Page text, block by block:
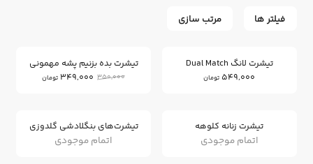
فیلتر ها مرتب سازی
تیشرت لانگ Dual Match
549,000 تومان
تیشرت بده بزنیم پشه مهمونی
350,000
349,000 تومان
تیشرت زنانه کلوهه
اتمام موجودی
تیشرت‌های بنگلادشی گلدوزی
اتمام موجودی